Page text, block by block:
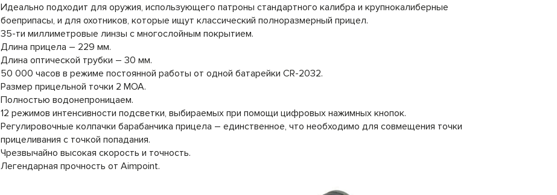
Идеально подходит для оружия, использующего патроны стандартного калибра и крупнокалиберные
боеприпасы, и для охотников, которые ищут классический полноразмерный прицел.
35-ти миллиметровые линзы с многослойным покрытием.
Длина прицела – 229 мм.
Длина оптической трубки – 30 мм.
50 000 часов в режиме постоянной работы от одной батарейки CR-2032.
Размер прицельной точки 2 MOA.
Полностью водонепроницаем.
12 режимов интенсивности подсветки, выбираемых при помощи цифровых нажимных кнопок.
Регулировочные колпачки барабанчика прицела – единственное, что необходимо для совмещения точки
прицеливания с точкой попадания.
Чрезвычайно высокая скорость и точность.
Легендарная прочность от Aimpoint.